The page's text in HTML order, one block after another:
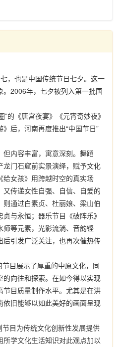
，也是中国传统节日七夕。这一
2006年，七夕被列入第一批国
”的《唐宫夜宴》《元宵奇妙夜》
》后，河南再度推出“中国节日”
内容丰富，寓意深刻。舞蹈
龙门石窟前实景演绎，赋予文化
女孩》用跨越时空的真实场
传递女性自强、自信、自爱的
通过白素贞、杜丽娘、梁山伯
与永恒；器乐节目《破阵乐》
等元素，光影流淌、音韵铿
引发广泛关注，也再次催热传
目展示了厚重的中原文化，同
向往和探索。在如今得以实现
目质量制作水平。尤其是在洪
旧能够以如此美好的画面呈现
节目为传统文化创新性发展提供
学文化生活知识对此观点加以